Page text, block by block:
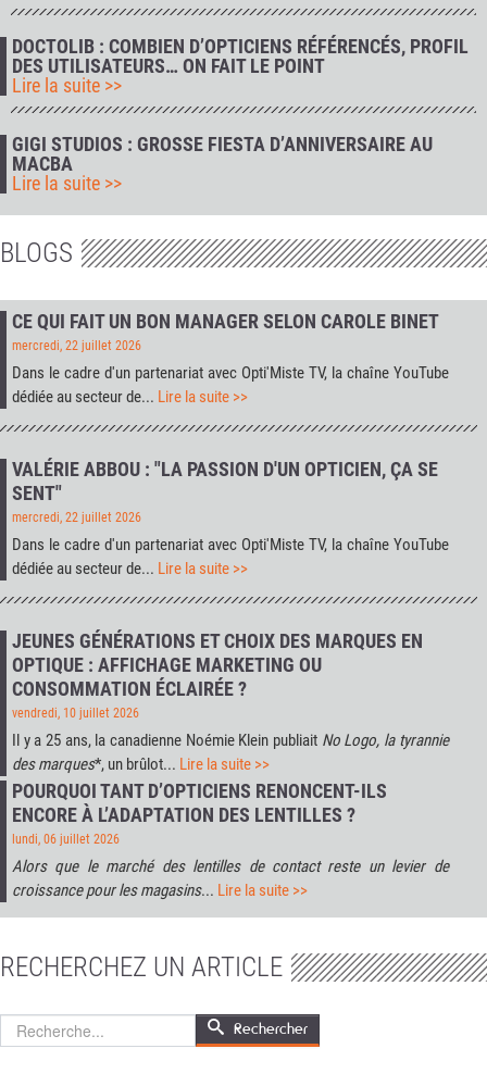
DOCTOLIB : COMBIEN D’OPTICIENS RÉFÉRENCÉS, PROFIL
DES UTILISATEURS… ON FAIT LE POINT
Lire la suite >>
GIGI STUDIOS : GROSSE FIESTA D’ANNIVERSAIRE AU
MACBA
Lire la suite >>
BLOGS
CE QUI FAIT UN BON MANAGER SELON CAROLE BINET
mercredi, 22 juillet 2026
Dans le cadre d'un partenariat avec Opti'Miste TV, la chaîne YouTube
dédiée au secteur de... Lire la suite >>
VALÉRIE ABBOU : "LA PASSION D'UN OPTICIEN, ÇA SE
SENT"
mercredi, 22 juillet 2026
Dans le cadre d'un partenariat avec Opti'Miste TV, la chaîne YouTube
dédiée au secteur de... Lire la suite >>
JEUNES GÉNÉRATIONS ET CHOIX DES MARQUES EN
OPTIQUE : AFFICHAGE MARKETING OU
CONSOMMATION ÉCLAIRÉE ?
vendredi, 10 juillet 2026
Il y a 25 ans, la canadienne Noémie Klein publiait No Logo, la tyrannie
des marques*, un brûlot... Lire la suite >>
POURQUOI TANT D’OPTICIENS RENONCENT-ILS
ENCORE À L’ADAPTATION DES LENTILLES ?
lundi, 06 juillet 2026
Alors que le marché des lentilles de contact reste un levier de
croissance pour les magasins... Lire la suite >>
RECHERCHEZ UN ARTICLE
Rechercher Rechercher